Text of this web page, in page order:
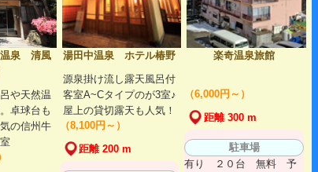
温泉 清風
や天然温
卓球台も
の信州牛
湯田中温泉 ホテル椿野
源泉掛け流し露天風呂付
客室A~Cタイプのが3室♪
屋上の貸切露天も人気！
（8,100円～）
距離 200 m
楽奇温泉旅館
（6,000円～）
距離 300 m
駐車場
有り ２０台 無料 予